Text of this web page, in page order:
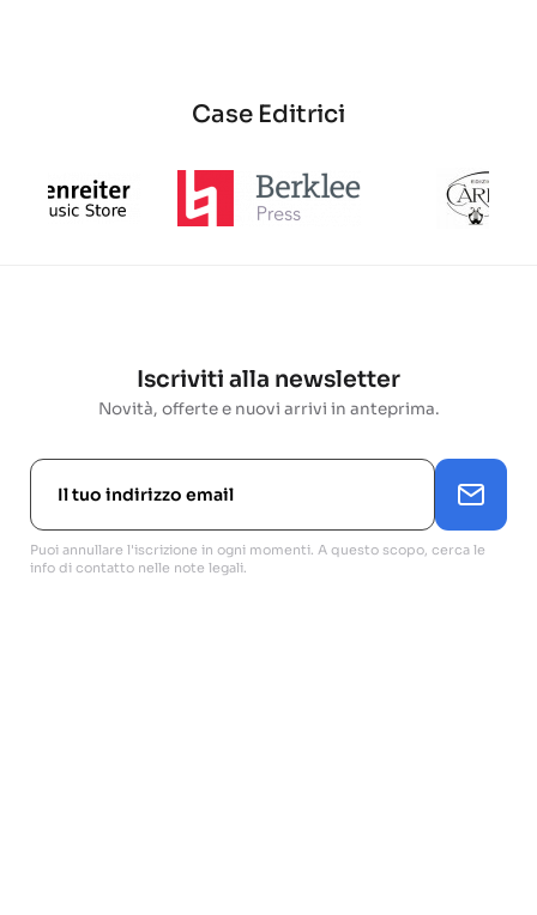
Case Editrici
Iscriviti alla newsletter
Novità, offerte e nuovi arrivi in anteprima.
Puoi annullare l'iscrizione in ogni momenti. A questo scopo, cerca le
info di contatto nelle note legali.